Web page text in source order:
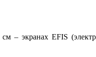
– экранах EFIS